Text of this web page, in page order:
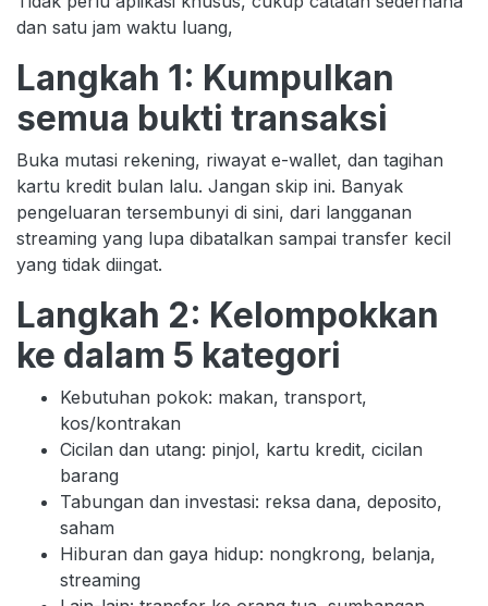
dan satu jam waktu luang,
Langkah 1: Kumpulkan
semua bukti transaksi
Buka mutasi rekening, riwayat e-wallet, dan tagihan
kartu kredit bulan lalu. Jangan skip ini. Banyak
pengeluaran tersembunyi di sini, dari langganan
streaming yang lupa dibatalkan sampai transfer kecil
yang tidak diingat.
Langkah 2: Kelompokkan
ke dalam 5 kategori
Kebutuhan pokok: makan, transport,
kos/kontrakan
Cicilan dan utang: pinjol, kartu kredit, cicilan
barang
Tabungan dan investasi: reksa dana, deposito,
saham
Hiburan dan gaya hidup: nongkrong, belanja,
streaming